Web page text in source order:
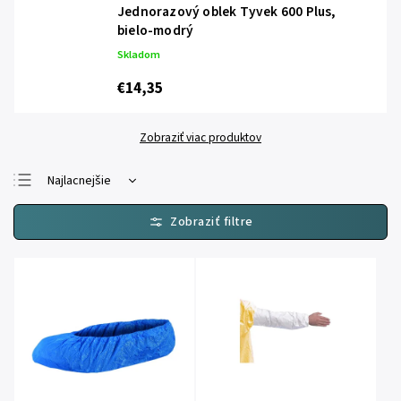
Jednorazový oblek Tyvek 600 Plus,
bielo-modrý
Skladom
€14,35
Zobraziť viac produktov
Najlacnejšie
Najdrahšie
Najpredávanejšie